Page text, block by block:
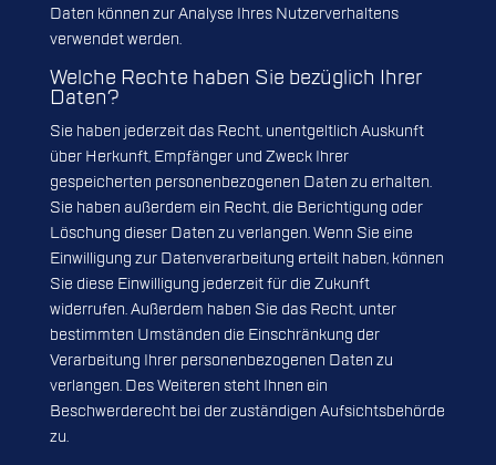
Daten können zur Analyse Ihres Nutzerverhaltens
verwendet werden.
Welche Rechte haben Sie bezüglich Ihrer
Daten?
Sie haben jederzeit das Recht, unentgeltlich Auskunft
über Herkunft, Empfänger und Zweck Ihrer
gespeicherten personenbezogenen Daten zu erhalten.
Sie haben außerdem ein Recht, die Berichtigung oder
Löschung dieser Daten zu verlangen. Wenn Sie eine
Einwilligung zur Datenverarbeitung erteilt haben, können
Sie diese Einwilligung jederzeit für die Zukunft
widerrufen. Außerdem haben Sie das Recht, unter
bestimmten Umständen die Einschränkung der
Verarbeitung Ihrer personenbezogenen Daten zu
verlangen. Des Weiteren steht Ihnen ein
Beschwerderecht bei der zuständigen Aufsichtsbehörde
zu.